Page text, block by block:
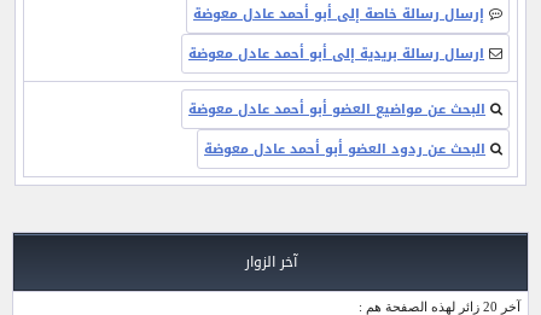
إرسال رسالة خاصة إلى أبو أحمد عادل معوضة
ارسال رسالة بريدية إلى أبو أحمد عادل معوضة
البحث عن مواضيع العضو أبو أحمد عادل معوضة
البحث عن ردود العضو أبو أحمد عادل معوضة
آخر الزوار
آخر 20 زائر لهذه الصفحة هم :